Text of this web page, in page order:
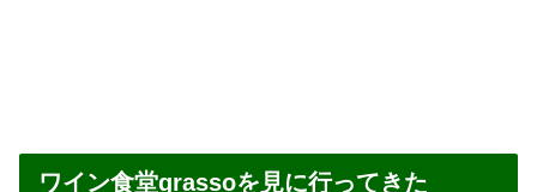
ワイン食堂grassoを見に行ってきた